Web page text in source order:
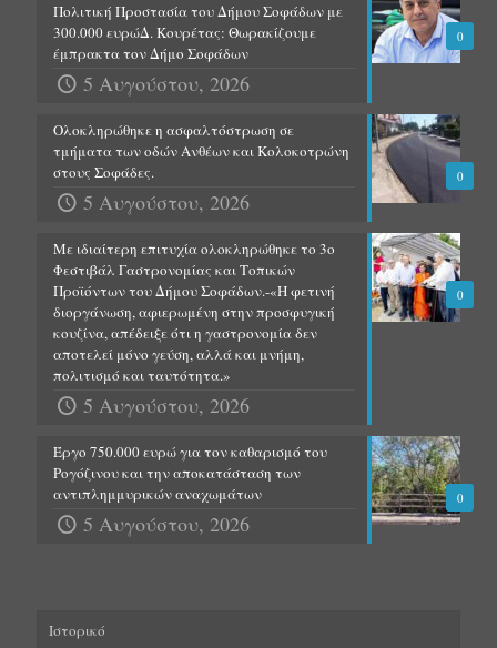
0
Πολιτική Προστασία του Δήμου Σοφάδων με
300.000 ευρώΔ. Κουρέτας: Θωρακίζουμε
έμπρακτα τον Δήμο Σοφάδων
5 Αυγούστου, 2026
0
Ολοκληρώθηκε η ασφαλτόστρωση σε
τμήματα των οδών Ανθέων και Κολοκοτρώνη
στους Σοφάδες.
5 Αυγούστου, 2026
0
Με ιδιαίτερη επιτυχία ολοκληρώθηκε το 3ο
Φεστιβάλ Γαστρονομίας και Τοπικών
Προϊόντων του Δήμου Σοφάδων.-«Η φετινή
διοργάνωση, αφιερωμένη στην προσφυγική
κουζίνα, απέδειξε ότι η γαστρονομία δεν
αποτελεί μόνο γεύση, αλλά και μνήμη,
πολιτισμό και ταυτότητα.»
5 Αυγούστου, 2026
0
Έργο 750.000 ευρώ για τον καθαρισμό του
Ρογόζινου και την αποκατάσταση των
αντιπλημμυρικών αναχωμάτων
5 Αυγούστου, 2026
Ιστορικό